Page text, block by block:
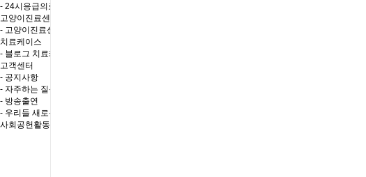
- 24시응급의료센터
고양이진료센터
- 고양이진료센터
치료케이스
- 블로그 치료케이스
고객센터
- 공지사항
- 자주하는 질문답변
- 방송출연
- 우리들 새로운소식
사회공헌활동